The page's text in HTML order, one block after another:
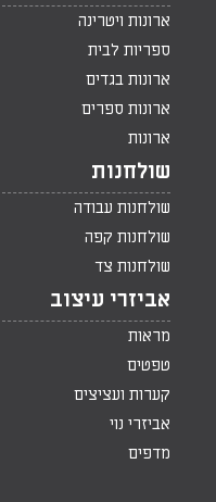
ארונות ויטרינה
ספריות לבית
ארונות בגדים
ארונות ספרים
ארונות
שולחנות
שולחנות עבודה
שולחנות קפה
שולחנות צד
אביזרי עיצוב
מראות
טפטים
קערות ועציצים
אביזרי נוי
מדפים